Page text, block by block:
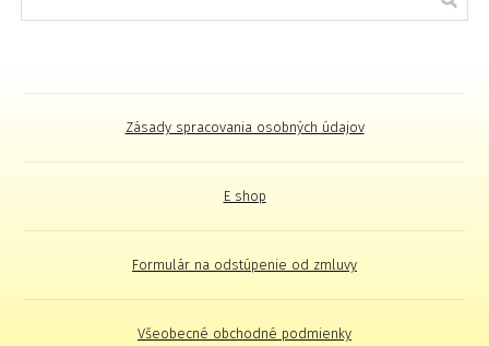
Zásady spracovania osobných údajov
E shop
Formulár na odstúpenie od zmluvy
Všeobecné obchodné podmienky